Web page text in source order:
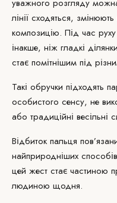
уважного розгляду
лінії сходяться,
композицію. Під час
інакше, ніж гладкі
стає помітнішим під
Такі обручки підходять
особистого сенсу, не
або традиційні весільні
Відбиток пальця
найприродніших
цей жест стає частиною
людиною щодня.